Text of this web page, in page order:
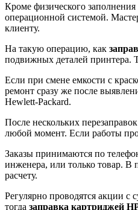
Кроме физического
операционной системой.
клиенту.
На такую операцию, как
подвижных деталей принтера.
Если при смене емкости с
ремонт сразу же после
Hewlett-Packard.
После нескольких
любой момент. Если работы
Заказы принимаются по
инженера, или только товар. В
расчету.
Регулярно проводятся акции
тогда заправка картриджей